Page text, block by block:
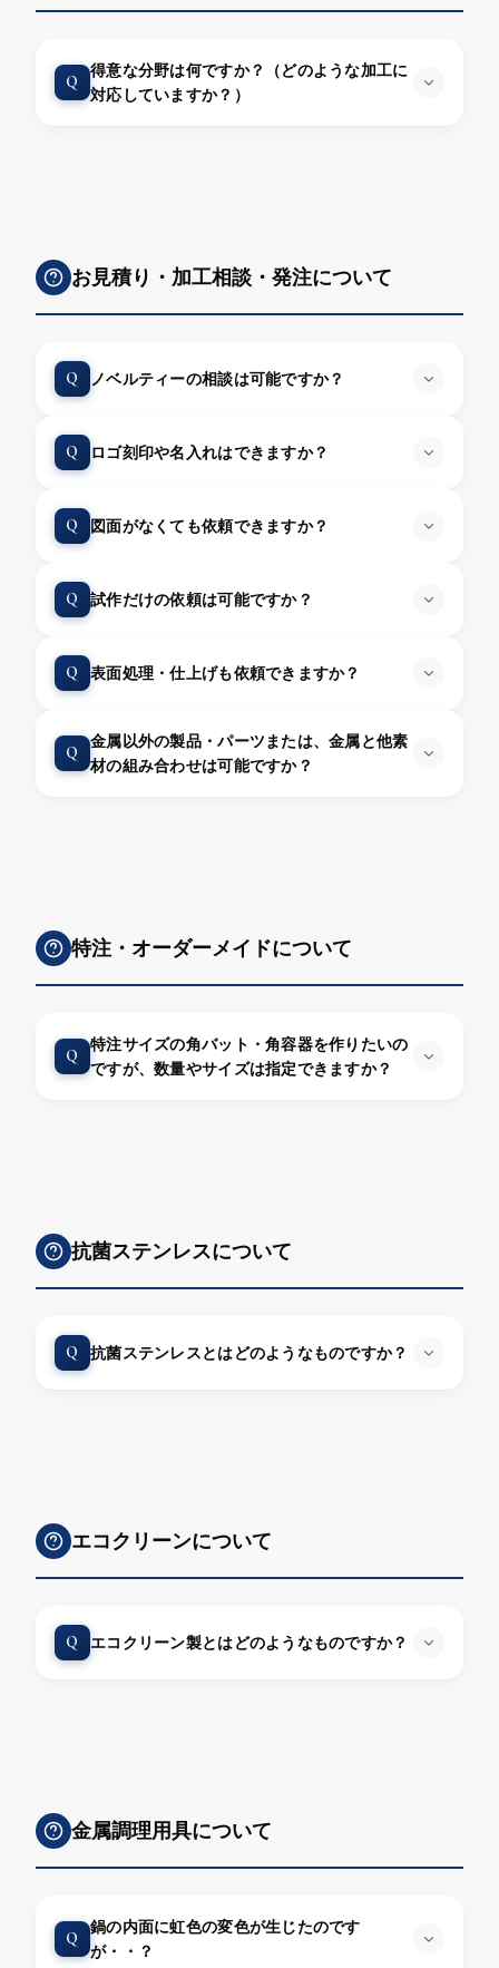
Q
得意な分野は何ですか？（どのような加工に
対応していますか？）
お見積り・加工相談・発注について
Q ノベルティーの相談は可能ですか？
Q ロゴ刻印や名入れはできますか？
Q 図面がなくても依頼できますか？
Q 試作だけの依頼は可能ですか？
Q 表面処理・仕上げも依頼できますか？
Q
金属以外の製品・パーツまたは、金属と他素
材の組み合わせは可能ですか？
特注・オーダーメイドについて
Q
特注サイズの角バット・角容器を作りたいの
ですが、数量やサイズは指定できますか？
抗菌ステンレスについて
Q 抗菌ステンレスとはどのようなものですか？
エコクリーンについて
Q エコクリーン製とはどのようなものですか？
金属調理用具について
Q
鍋の内面に虹色の変色が生じたのです
が・・？